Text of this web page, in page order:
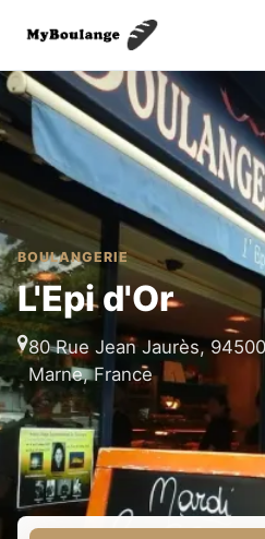
BOULANGERIE
L'Epi d'Or
80 Rue Jean Jaurès,
Marne, France